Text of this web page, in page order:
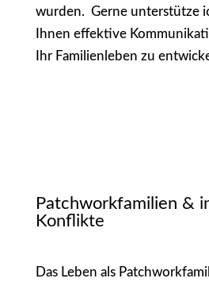
wurden. Gerne unterstütze
Ihnen effektive
Ihr Familienleben zu
Patchworkfamilien &
Konflikte
Das Leben als